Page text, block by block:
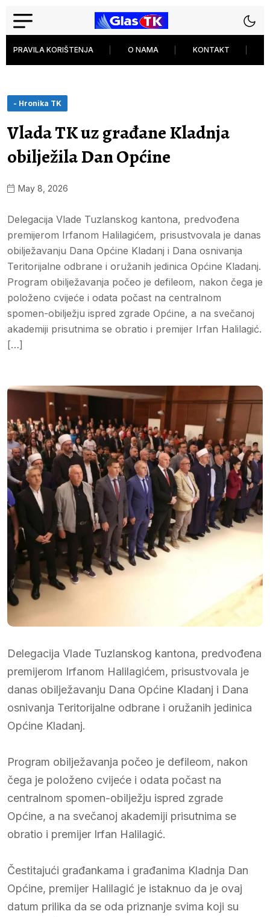
PRAVILA KORIŠTENJA O NAMA KONTAKT
- Hronika TK
Vlada TK uz građane Kladnja
obilježila Dan Općine
May 8, 2026
Delegacija Vlade Tuzlanskog kantona, predvođena
premijerom Irfanom Halilagićem, prisustvovala je danas
obilježavanju Dana Općine Kladanj i Dana osnivanja
Teritorijalne odbrane i oružanih jedinica Općine Kladanj.
Program obilježavanja počeo je defileom, nakon čega je
položeno cvijeće i odata počast na centralnom
spomen-obilježju ispred zgrade Općine, a na svečanoj
akademiji prisutnima se obratio i premijer Irfan Halilagić.
[…]
Delegacija Vlade Tuzlanskog kantona, predvođena
premijerom Irfanom Halilagićem, prisustvovala je
danas obilježavanju Dana Općine Kladanj i Dana
osnivanja Teritorijalne odbrane i oružanih jedinica
Općine Kladanj.
Program obilježavanja počeo je defileom, nakon
čega je položeno cvijeće i odata počast na
centralnom spomen-obilježju ispred zgrade
Općine, a na svečanoj akademiji prisutnima se
obratio i premijer Irfan Halilagić.
Čestitajući građankama i građanima Kladnja Dan
Općine, premijer Halilagić je istaknuo da je ovaj
datum prilika da se oda priznanje svima koji su